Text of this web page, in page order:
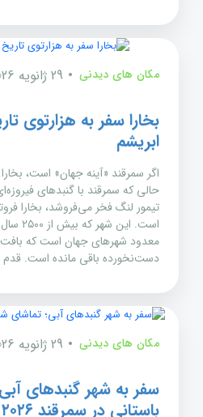
مکان های دیدنی 29 ژانویه 2026
بخارا سفر به هزارتوی
ابریشم
اگر سمرقند «آینه جهان» است،
حالی که سمرقند با گنبدهای
تیمور لنگ فخر می‌فروشد، بخارا
است.
معدود شهرهای جهان است که بافت
دست‌نخورده باقی مانده است.
مکان های دیدنی 29 ژانویه 2026
سفر به شهر گنبدهای
باستانی در سمرقند ۲۰۲۶